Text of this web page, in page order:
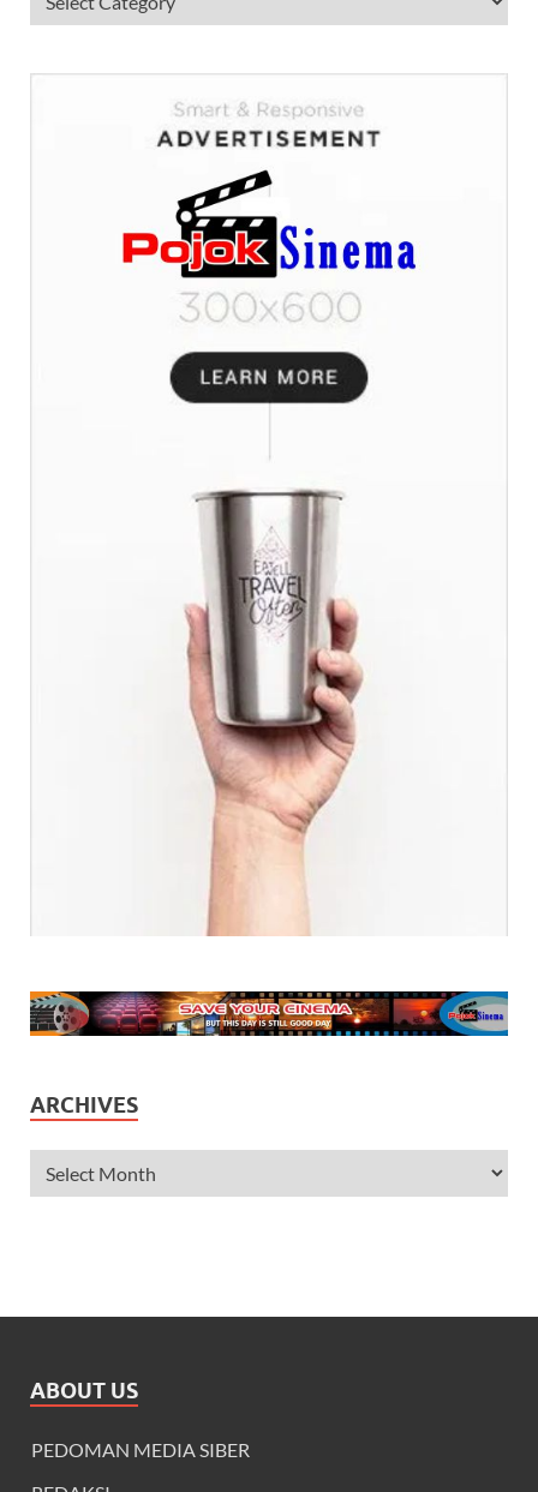
ARCHIVES
ABOUT US
PEDOMAN MEDIA SIBER